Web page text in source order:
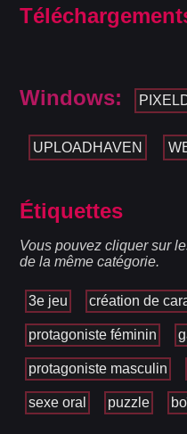
Windows:
UPLOADHAVEN
Étiquettes
Vous pouvez cliquer sur
de la même catégorie.
3e jeu création de
protagoniste féminin
protagoniste masculin
sexe oral puzzle